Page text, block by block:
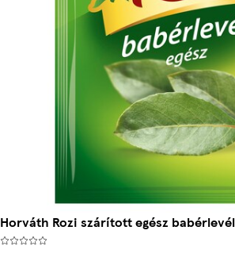
Horváth Rozi szárított egész